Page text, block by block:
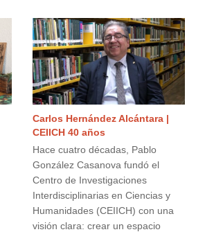
Carlos Hernández Alcántara |
CEIICH 40 años
Hace cuatro décadas, Pablo
González Casanova fundó el
Centro de Investigaciones
Interdisciplinarias en Ciencias y
Humanidades (CEIICH) con una
visión clara: crear un espacio